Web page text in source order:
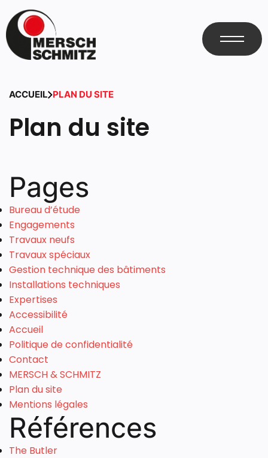
ACCUEIL PLAN DU SITE
Plan du site
Pages
Bureau d’étude
Engagements
Travaux neufs
Travaux spéciaux
Gestion technique des bâtiments
Installations techniques
Expertises
Accessibilité
Accueil
Politique de confidentialité
Contact
MERSCH & SCHMITZ
Plan du site
Mentions légales
Références
The Butler